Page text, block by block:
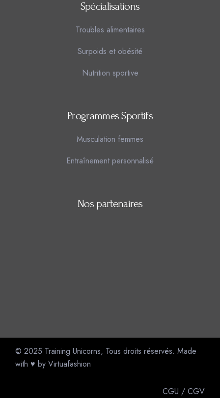
Spécialisations
Troubles alimentaires
Surpoids et obésité
Nutrition sportive
Programmes Sportifs
Musculation femmes
Entraînement personnalisé
Nos partenaires
© 2025 Training Unicorns, Tous droits réservés. Made
with ♥ byVirtuafashion
CGU / CGV